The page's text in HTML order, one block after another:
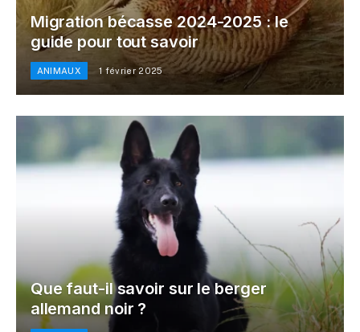
Migration bécasse 2024-2025 : le
guide pour tout savoir
ANIMAUX 1 février 2025
Que faut-il savoir sur le berger
allemand noir ?